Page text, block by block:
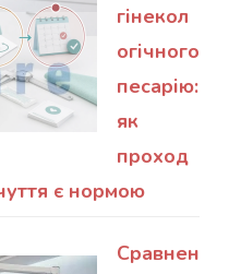
гінекол
огічного
песарію:
як
проход
є нормою
Сравнен